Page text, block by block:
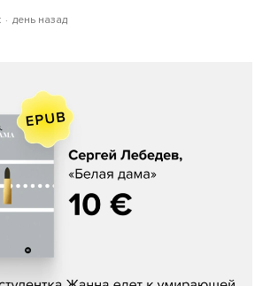
день назад
«Белая дама»